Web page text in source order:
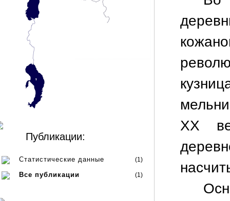
Публикации:
Статистические данные (1)
Все публикации (1)
XX